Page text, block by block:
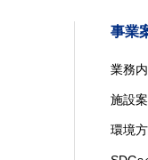
事業
業務
施設
環境